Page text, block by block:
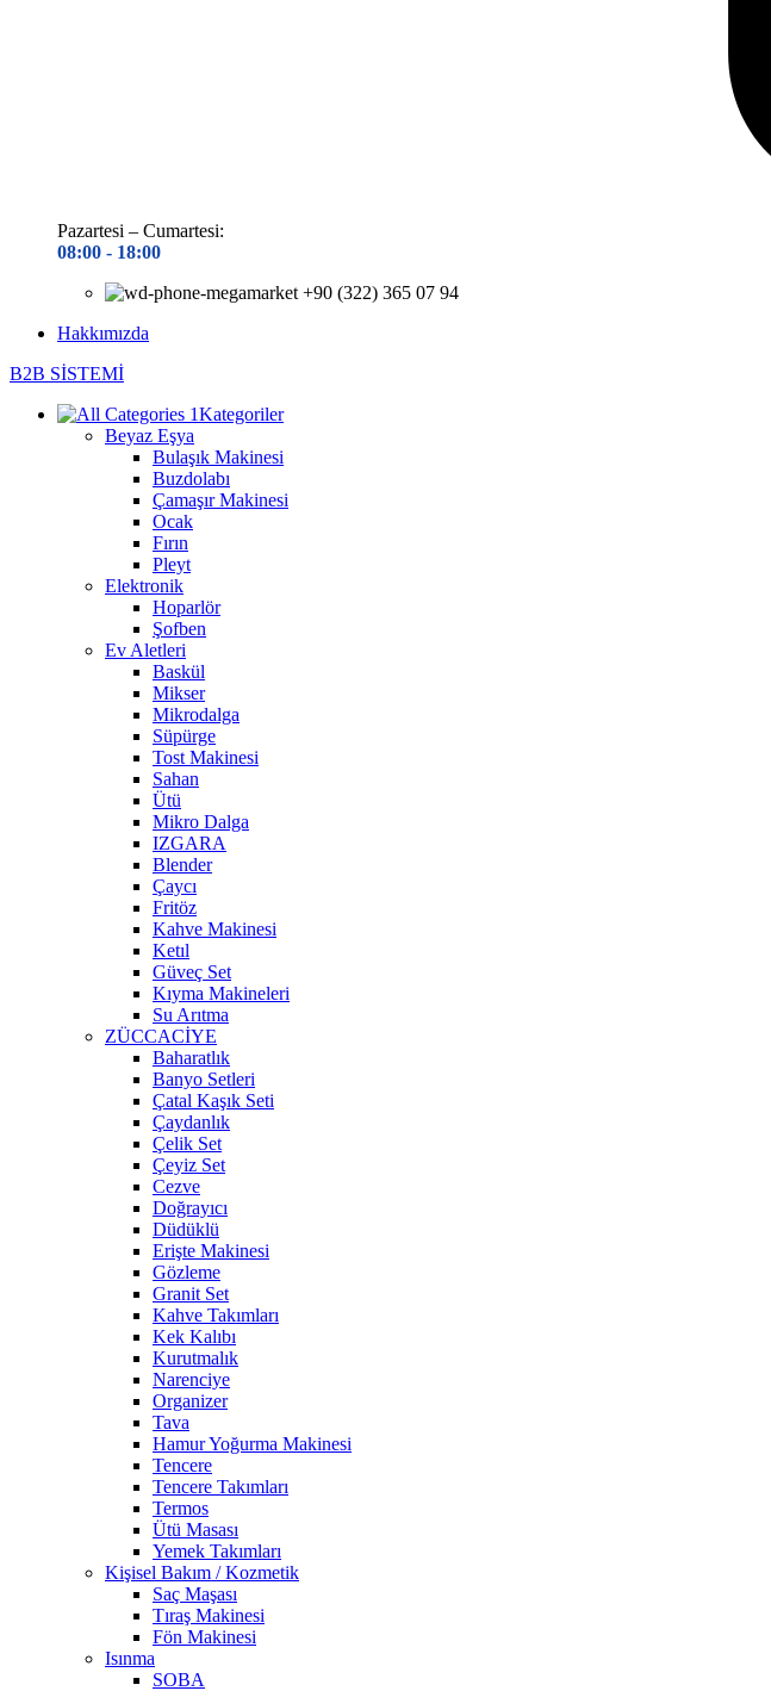
Pazartesi – Cumartesi:
08:00 - 18:00
+90 (322) 365 07 94
Hakkımızda
B2B SİSTEMİ
Kategoriler
Beyaz Eşya
Bulaşık Makinesi
Buzdolabı
Çamaşır Makinesi
Ocak
Fırın
Pleyt
Elektronik
Hoparlör
Şofben
Ev Aletleri
Baskül
Mikser
Mikrodalga
Süpürge
Tost Makinesi
Sahan
Ütü
Mikro Dalga
IZGARA
Blender
Çaycı
Fritöz
Kahve Makinesi
Ketıl
Güveç Set
Kıyma Makineleri
Su Arıtma
ZÜCCACİYE
Baharatlık
Banyo Setleri
Çatal Kaşık Seti
Çaydanlık
Çelik Set
Çeyiz Set
Cezve
Doğrayıcı
Düdüklü
Erişte Makinesi
Gözleme
Granit Set
Kahve Takımları
Kek Kalıbı
Kurutmalık
Narenciye
Organizer
Tava
Hamur Yoğurma Makinesi
Tencere
Tencere Takımları
Termos
Ütü Masası
Yemek Takımları
Kişisel Bakım / Kozmetik
Saç Maşası
Tıraş Makinesi
Fön Makinesi
Isınma
SOBA